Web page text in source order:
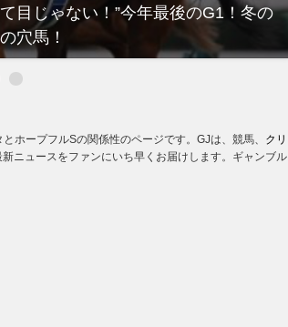
目じゃない！”今年最後のG1！冬の
穴馬！
ホープフルSの関係性のページです。GJは、競馬、 クリ
新ニュースをファンにいち早くお届けします。ギャンブル